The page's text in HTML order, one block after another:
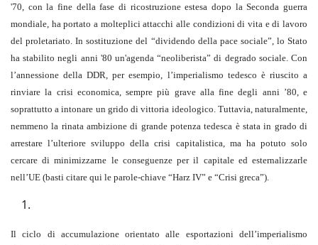
'70, con la fine della fase di ricostruzione estesa dopo la Seconda guerra
mondiale, ha portato a molteplici attacchi alle condizioni di vita e di lavoro
del proletariato. In sostituzione del “dividendo della pace sociale”, lo Stato
ha stabilito negli anni '80 un'agenda “neoliberista” di degrado sociale. Con
l’annessione della DDR, per esempio, l’imperialismo tedesco è riuscito a
rinviare la crisi economica, sempre più grave alla fine degli anni ’80, e
soprattutto a intonare un grido di vittoria ideologico. Tuttavia, naturalmente,
nemmeno la rinata ambizione di grande potenza tedesca è stata in grado di
arrestare l’ulteriore sviluppo della crisi capitalistica, ma ha potuto solo
cercare di minimizzarne le conseguenze per il capitale ed esternalizzarle
nell’UE (basti citare qui le parole-chiave “Harz IV” e “Crisi greca”).
Il ciclo di accumulazione orientato alle esportazioni dell’imperialismo